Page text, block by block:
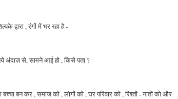
द्वारा , रंगों में भर रहा है -
अंदाज़ से, सामने आई हो , किसे पता ?
बन कर , समाज को , लोगों को , घर परिवार को , रिश्तों - नातों को और